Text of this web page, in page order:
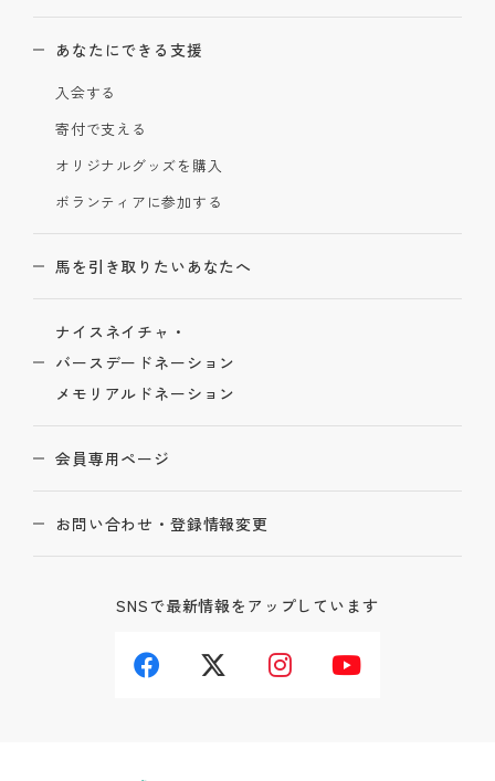
あなたにできる支援
入会する
寄付で支える
オリジナルグッズを購入
ボランティアに参加する
馬を引き取りたいあなたへ
ナイスネイチャ・
バースデードネーション
メモリアルドネーション
会員専用ページ
お問い合わせ・登録情報変更
SNSで最新情報をアップしています